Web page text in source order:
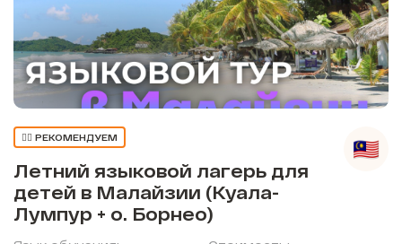
👍🏼 РЕКОМЕНДУЕМ
Летний языковой лагерь для
детей в Малайзии (Куала-
Лумпур + о. Борнео)